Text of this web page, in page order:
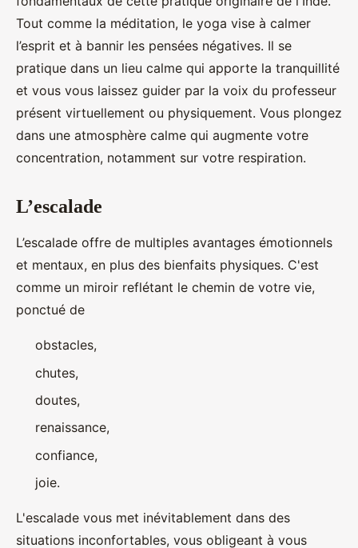
Tout comme la méditation, le yoga vise à calmer
l’esprit et à bannir les pensées négatives. Il se
pratique dans un lieu calme qui apporte la tranquillité
et vous vous laissez guider par la voix du professeur
présent virtuellement ou physiquement. Vous plongez
dans une atmosphère calme qui augmente votre
concentration, notamment sur votre respiration.
L’escalade
L’escalade offre de multiples avantages émotionnels
et mentaux, en plus des bienfaits physiques. C'est
comme un miroir reflétant le chemin de votre vie,
ponctué de
obstacles,
chutes,
doutes,
renaissance,
confiance,
joie.
L'escalade vous met inévitablement dans des
situations inconfortables, vous obligeant à vous